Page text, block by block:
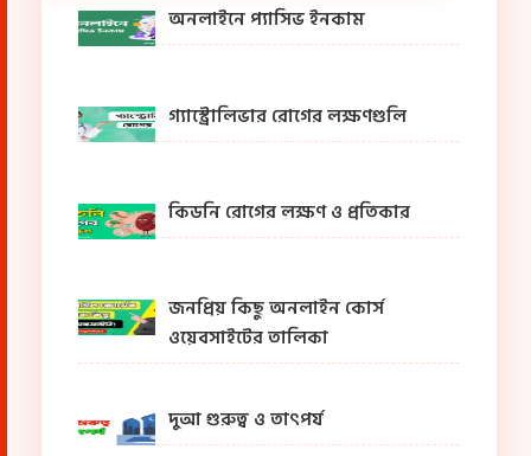
অনলাইনে প্যাসিভ ইনকাম
গ্যাস্ট্রোলিভার রোগের লক্ষণগুলি
কিডনি রোগের লক্ষণ ও প্রতিকার
জনপ্রিয় কিছু অনলাইন কোর্স
ওয়েবসাইটের তালিকা
দুআ গুরুত্ব ও তাৎপর্য